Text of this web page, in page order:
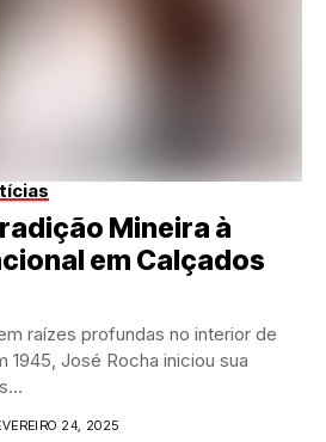
Mineira à
em Calçados
raízes profundas no interior de
1945, José Rocha iniciou sua
24, 2025